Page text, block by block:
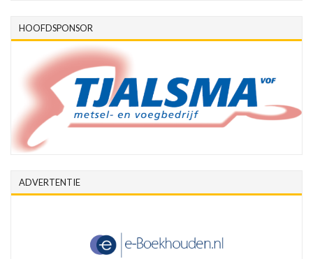
HOOFDSPONSOR
ADVERTENTIE